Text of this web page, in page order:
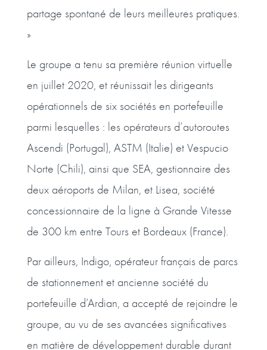
partage spontané de leurs meilleures pratiques.
»
Le groupe a tenu sa première réunion virtuelle
en juillet 2020, et réunissait les dirigeants
opérationnels de six sociétés en portefeuille
parmi lesquelles : les opérateurs d’autoroutes
Ascendi (Portugal), ASTM (Italie) et Vespucio
Norte (Chili), ainsi que SEA, gestionnaire des
deux aéroports de Milan, et Lisea, société
concessionnaire de la ligne à Grande Vitesse
de 300 km entre Tours et Bordeaux (France).
Par ailleurs, Indigo, opérateur français de parcs
de stationnement et ancienne société du
portefeuille d’Ardian, a accepté de rejoindre le
groupe, au vu de ses avancées significatives
en matière de développement durable durant